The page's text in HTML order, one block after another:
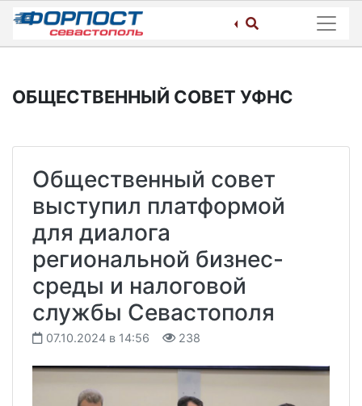
Skip
content
ОБЩЕСТВЕННЫЙ СОВЕТ УФНС
Общественный совет
выступил платформой
для диалога
региональной бизнес-
среды и налоговой
службы Севастополя
07.10.2024 в 14:56 238